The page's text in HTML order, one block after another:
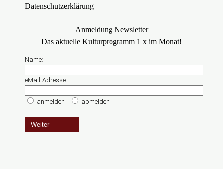
Datenschutzerklärung
Anmeldung Newsletter
Das aktuelle Kulturprogramm 1 x im Monat!